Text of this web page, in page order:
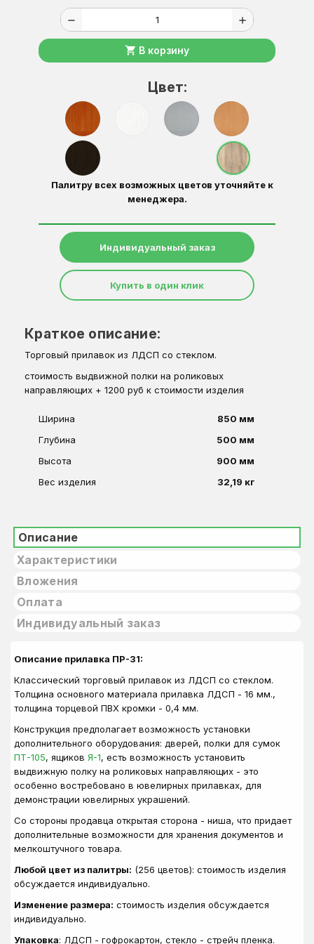
remove add
shopping_cart В корзину
Цвет:
Палитру всех возможных цветов уточняйте к
менеджера.
Индивидуальный заказ
Купить в один клик
Краткое описание:
Торговый прилавок из ЛДСП со стеклом.
стоимость выдвижной полки на роликовых
направляющих + 1200 руб к стоимости изделия
Ширина
850 мм
Глубина
500 мм
Высота
900 мм
Вес изделия
32,19 кг
Описание
Характеристики
Вложения
Оплата
Индивидуальный заказ
Описание прилавка ПР-31:
Классический торговый прилавок из ЛДСП со стеклом.
Толщина основного материала прилавка ЛДСП - 16 мм.,
толщина торцевой ПВХ кромки - 0,4 мм.
Конструкция предполагает возможность установки
дополнительного оборудования: дверей, полки для сумок
ПТ-105, ящиков Я-1, есть возможность установить
выдвижную полку на роликовых направляющих - это
особенно востребовано в ювелирных прилавках, для
демонстрации ювелирных украшений.
Со стороны продавца открытая сторона - ниша, что придает
дополнительные возможности для хранения документов и
мелкоштучного товара.
Любой цвет из палитры: (256 цветов): стоимость изделия
обсуждается индивидуально.
Изменение размера: стоимость изделия обсуждается
индивидуально.
Упаковка: ЛДСП - гофрокартон, стекло - стрейч пленка.